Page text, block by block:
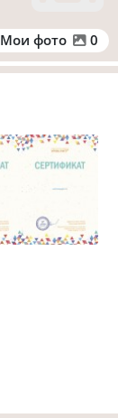
Мои фото 0